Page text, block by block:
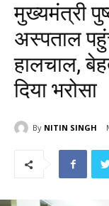
मुख्यमंत्री
अस्पताल
हालचाल,
दिया भरोसा
By NITIN SINGH